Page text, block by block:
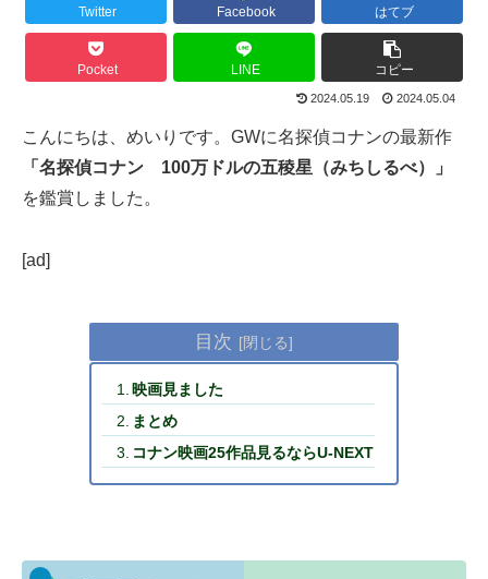
Twitter Facebook はてブ
Pocket LINE コピー
2024.05.19 2024.05.04
こんにちは、めいりです。GWに名探偵コナンの最新作
「名探偵コナン 100万ドルの五稜星（みちしるべ）」
を鑑賞しました。
[ad]
目次
映画見ました
まとめ
コナン映画25作品見るならU-NEXT